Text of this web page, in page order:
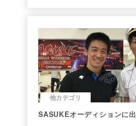
他カテゴリ
SASUKEオーディションに